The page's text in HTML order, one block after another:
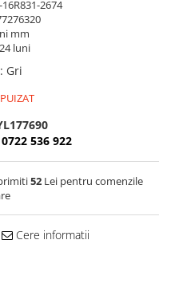
2674
mm
luni
: Gri
0722 536 922
52Lei pentru comenzile
Cere informatii